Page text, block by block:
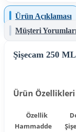
Ürün Açıklaması
Müşteri
Şişecam 250
Ürün Özellikleri
Özellik
Hammadde